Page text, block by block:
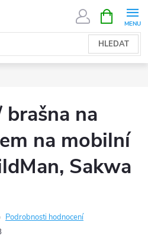
HLEDAT
NÁKUPNÍ
KOŠÍK
na
na mobilní
Sakwa
Podrobnosti hodnocení